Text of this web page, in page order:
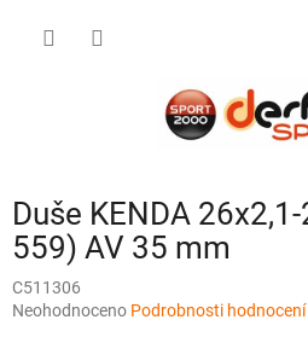
Duše KENDA
559) AV 35 mm
C511306
Průměrné
Neohodnoceno Podrobnosti hodnocení